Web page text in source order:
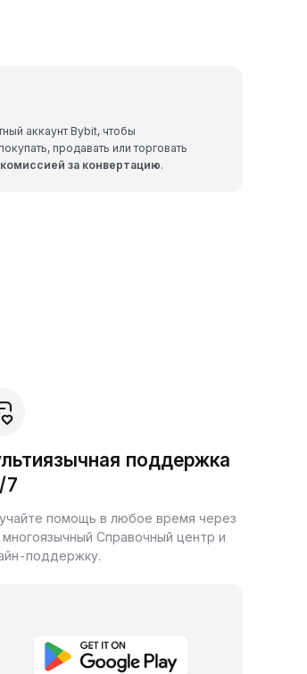
аккаунт Bybit, чтобы
продавать или торговать
за конвертацию.
поддержка
7
помощь в любое время через
Справочный центр и
поддержку.